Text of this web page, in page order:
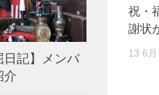
祝・
謝状
13 6
日記】メンバ
介